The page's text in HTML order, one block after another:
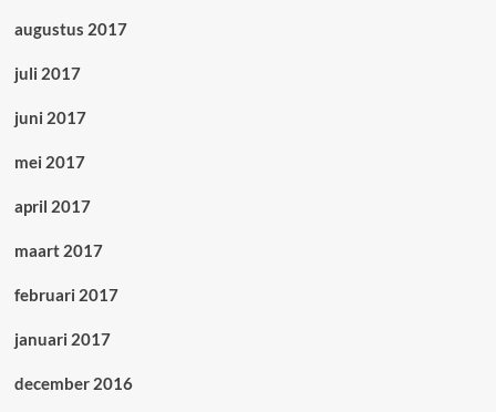
augustus 2017
juli 2017
juni 2017
mei 2017
april 2017
maart 2017
februari 2017
januari 2017
december 2016